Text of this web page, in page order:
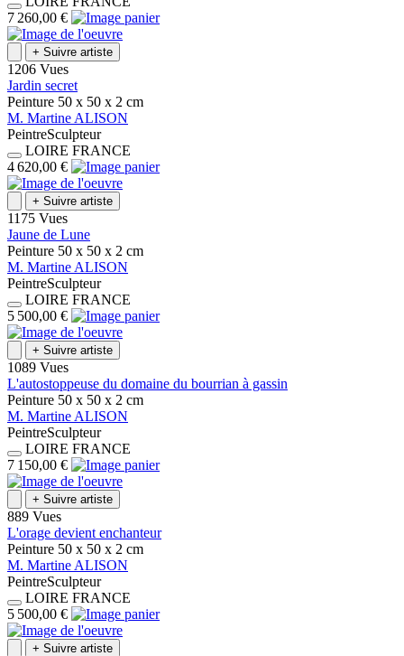
7 260,00 €
+ Suivre artiste
1206 Vues
Jardin secret
Peinture 50 x 50 x 2 cm
M. Martine ALISON
PeintreSculpteur
LOIRE FRANCE
4 620,00 €
+ Suivre artiste
1175 Vues
Jaune de Lune
Peinture 50 x 50 x 2 cm
M. Martine ALISON
PeintreSculpteur
LOIRE FRANCE
5 500,00 €
+ Suivre artiste
1089 Vues
L'autostoppeuse du domaine du bourrian à gassin
Peinture 50 x 50 x 2 cm
M. Martine ALISON
PeintreSculpteur
LOIRE FRANCE
7 150,00 €
+ Suivre artiste
889 Vues
L'orage devient enchanteur
Peinture 50 x 50 x 2 cm
M. Martine ALISON
PeintreSculpteur
LOIRE FRANCE
5 500,00 €
+ Suivre artiste